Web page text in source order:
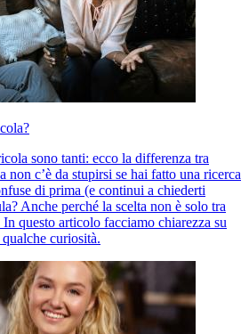
sono tanti: ecco la differenza tra
c’è da stupirsi se hai fatto una ricerca
di prima (e continui a chiederti
Anche perché la scelta non è solo tra
questo articolo facciamo chiarezza su
curiosità.